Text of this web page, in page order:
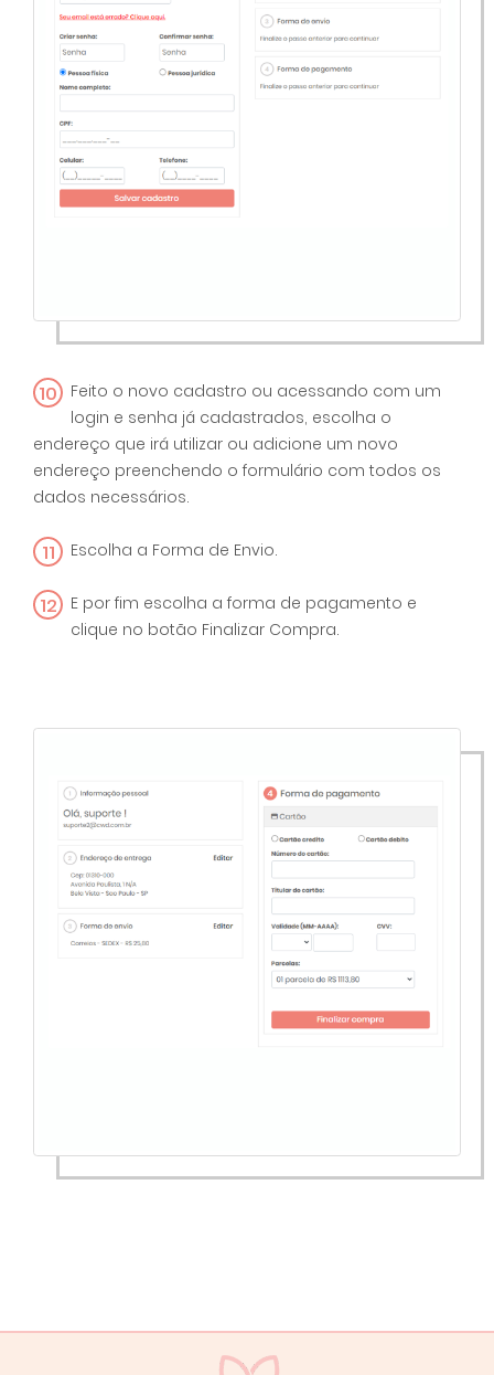
10
Feito o novo cadastro ou acessando com um
login e senha já cadastrados, escolha o
endereço que irá utilizar ou adicione um novo
endereço preenchendo o formulário com todos os
dados necessários.
11 Escolha a Forma de Envio.
12
E por fim escolha a forma de pagamento e
clique no botão Finalizar Compra.